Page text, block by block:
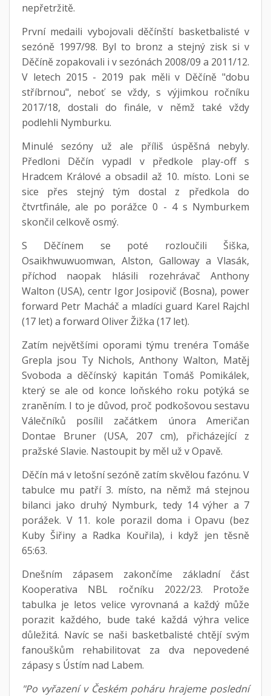
nepřetržitě.
První medaili vybojovali děčínští basketbalisté v
sezóně 1997/98. Byl to bronz a stejný zisk si v
Děčíně zopakovali i v sezónách 2008/09 a 2011/12.
V letech 2015 - 2019 pak měli v Děčíně "dobu
stříbrnou", neboť se vždy, s výjimkou ročníku
2017/18, dostali do finále, v němž také vždy
podlehli Nymburku.
Minulé sezóny už ale příliš úspěšná nebyly.
Předloni Děčín vypadl v předkole play-off s
Hradcem Králové a obsadil až 10. místo. Loni se
sice přes stejný tým dostal z předkola do
čtvrtfinále, ale po porážce 0 - 4 s Nymburkem
skončil celkově osmý.
S Děčínem se poté rozloučili Šiška,
Osaikhwuwuomwan, Alston, Galloway a Vlasák,
příchod naopak hlásili rozehrávač Anthony
Walton (USA), centr Igor Josipovič (Bosna), power
forward Petr Macháč a mladíci guard Karel Rajchl
(17 let) a forward Oliver Žižka (17 let).
Zatím největšími oporami týmu trenéra Tomáše
Grepla jsou Ty Nichols, Anthony Walton, Matěj
Svoboda a děčínský kapitán Tomáš Pomikálek,
který se ale od konce loňského roku potýká se
zraněním. I to je důvod, proč podkošovou sestavu
Válečníků posílil začátkem února Američan
Dontae Bruner (USA, 207 cm), přicházející z
pražské Slavie. Nastoupit by měl už v Opavě.
Děčín má v letošní sezóně zatím skvělou fazónu. V
tabulce mu patří 3. místo, na němž má stejnou
bilanci jako druhý Nymburk, tedy 14 výher a 7
porážek. V 11. kole porazil doma i Opavu (bez
Kuby Šiřiny a Radka Kouřila), i když jen těsně
65:63.
Dnešním zápasem zakončíme základní část
Kooperativa NBL ročníku 2022/23. Protože
tabulka je letos velice vyrovnaná a každý může
porazit každého, bude také každá výhra velice
důležitá. Navíc se naši basketbalisté chtějí svým
fanouškům rehabilitovat za dva nepovedené
zápasy s Ústím nad Labem.
"Po vyřazení v Českém poháru hrajeme poslední